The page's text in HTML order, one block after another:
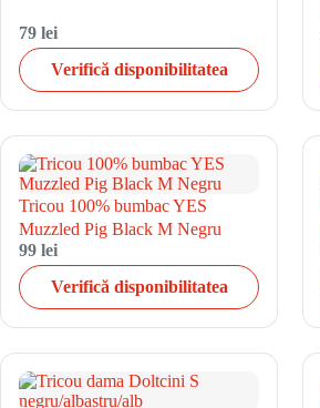
79 lei
Verifică disponibilitatea
Tricou 100% bumbac YES
Muzzled Pig Black M Negru
99 lei
Verifică disponibilitatea